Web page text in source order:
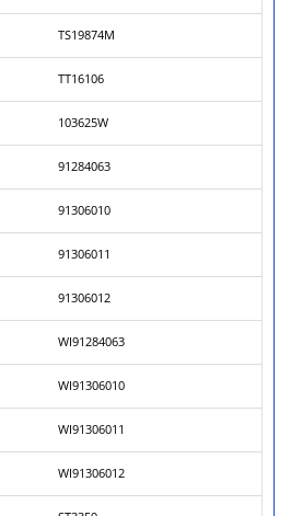
TS19874M
TT16106
103625W
91284063
91306010
91306011
91306012
WI91284063
WI91306010
WI91306011
WI91306012